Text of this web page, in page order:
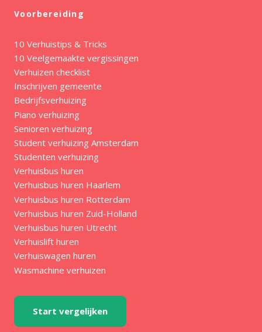
Voorbereiding
10 Verhuistips & Tricks
10 Veelgemaakte vergissingen
Verhuizen checklist
Inschrijven gemeente
Bedrijfsverhuizing
Piano verhuizing
Senioren verhuizing
Student verhuizing Amsterdam
Studenten verhuizing
Verhuisbus huren
Verhuisbus huren Haarlem
Verhuisbus huren Rotterdam
Verhuisbus huren Zuid-Holland
Verhuisbus huren Utrecht
Verhuislift huren
Verhuiswagen huren
Wasmachine verhuizen
Start vergelijken